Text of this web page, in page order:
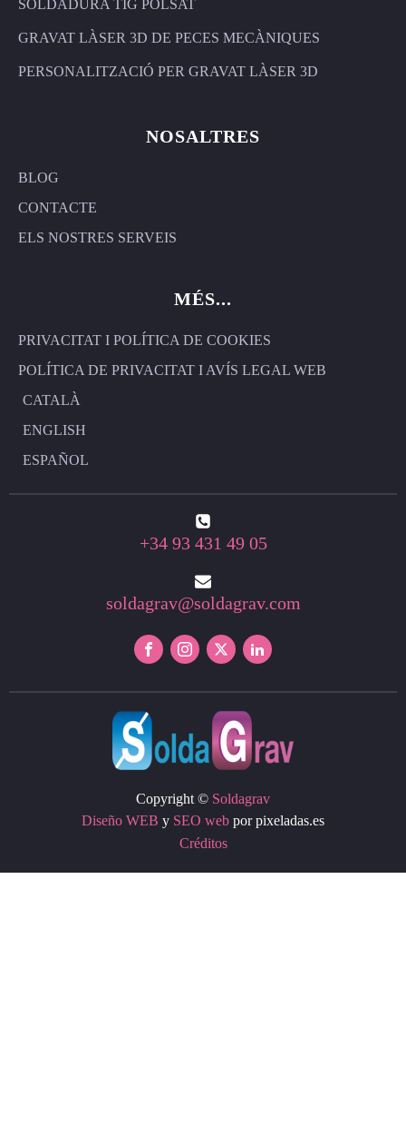
SOLDADURA TIG POLSAT
GRAVAT LÀSER 3D DE PECES MECÀNIQUES
PERSONALITZACIÓ PER GRAVAT LÀSER 3D
NOSALTRES
BLOG
CONTACTE
ELS NOSTRES SERVEIS
MÉS...
PRIVACITAT I POLÍTICA DE COOKIES
POLÍTICA DE PRIVACITAT I AVÍS LEGAL WEB
CATALÀ
ENGLISH
ESPAÑOL
+34 93 431 49 05
soldagrav@soldagrav.com
Copyright © Soldagrav
Diseño WEB y SEO web por pixeladas.es
Créditos